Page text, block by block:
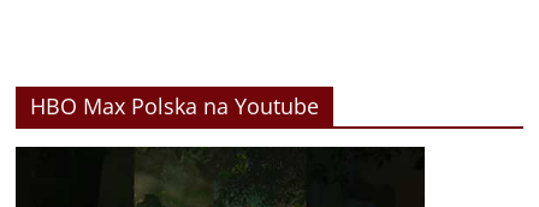
HBO Max Polska na Youtube